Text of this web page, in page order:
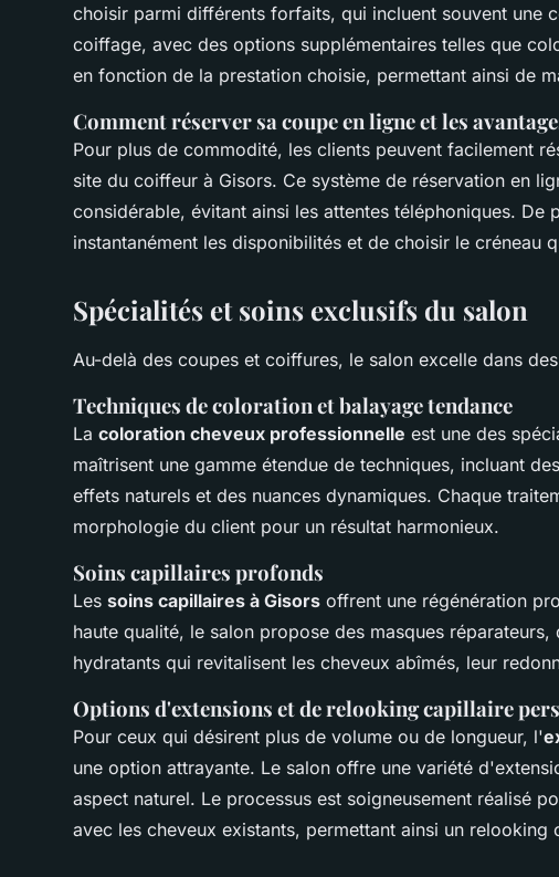
choisir parmi différents forfaits, qui incluent souvent une
coiffage, avec des options supplémentaires telles que
en fonction de la prestation choisie, permettant ainsi de
Comment réserver sa coupe en ligne et les
Pour plus de commodité, les clients peuvent facilement
site du coiffeur à Gisors. Ce système de réservation en
considérable, évitant ainsi les attentes téléphoniques. De
instantanément les disponibilités et de choisir le créneau
Spécialités et soins exclusifs du salon
Au-delà des coupes et coiffures, le salon excelle dans
Techniques de coloration et balayage tendance
La coloration cheveux professionnelle est une des
maîtrisent une gamme étendue de techniques, incluant
effets naturels et des nuances dynamiques. Chaque
morphologie du client pour un résultat harmonieux.
Soins capillaires profonds
Les soins capillaires à Gisors offrent une régénération
haute qualité, le salon propose des masques
hydratants qui revitalisent les cheveux abîmés, leur
Options d'extensions et de relooking capillaire
Pour ceux qui désirent plus de volume ou de longueur, l'
une option attrayante. Le salon offre une variété
aspect naturel. Le processus est soigneusement réalisé
avec les cheveux existants, permettant ainsi un